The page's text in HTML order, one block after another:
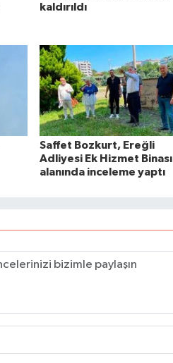
kaldırıldı
Saffet Bozkurt, Ereğli
Adliyesi Ek Hizmet Binası
alanında inceleme yaptı